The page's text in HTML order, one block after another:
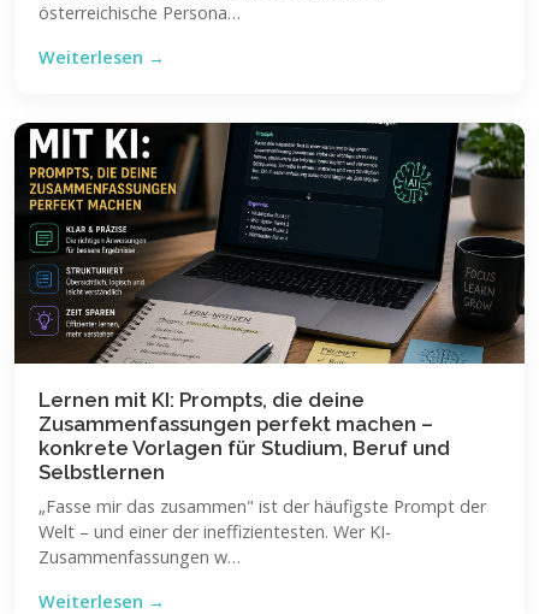
österreichische Persona…
Weiterlesen →
Lernen mit KI: Prompts, die deine
Zusammenfassungen perfekt machen –
konkrete Vorlagen für Studium, Beruf und
Selbstlernen
„Fasse mir das zusammen" ist der häufigste Prompt der
Welt – und einer der ineffizientesten. Wer KI-
Zusammenfassungen w…
Weiterlesen →